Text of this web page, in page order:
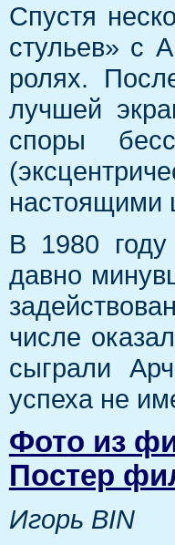
Спустя
стульев» с
ролях.
лучшей
споры
настоящими
В 1980
давно
числе
сыграли
успеха не
Фото из
Постер
Игорь BIN